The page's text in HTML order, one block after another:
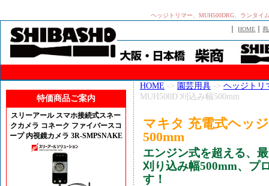
ヘッジトリマー、MUH500DRG、ランタ
｜HOME ｜
特価商品ご案内
スリーアール スマホ接続式スネー
クカメラ コネーク ファイバースコ
ープ 内視鏡カメラ 3R-SMPSNAKE
HOME -> 園芸用具 -> ヘッジトリ
MUH500D 刈込み幅500mm
マキタ 充電式ヘッ
500mm
エンジン式を超える、
刈り込み幅500mm、プ
す！